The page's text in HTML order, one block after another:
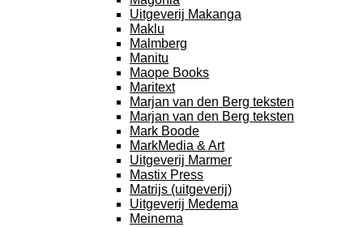
Uitgeverij Makanga
Maklu
Malmberg
Manitu
Maope Books
Maritext
Marjan van den Berg teksten
Marjan van den Berg teksten
Mark Boode
MarkMedia & Art
Uitgeverij Marmer
Mastix Press
Matrijs (uitgeverij)
Uitgeverij Medema
Meinema